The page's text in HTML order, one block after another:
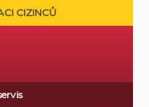
CIZINCŮ